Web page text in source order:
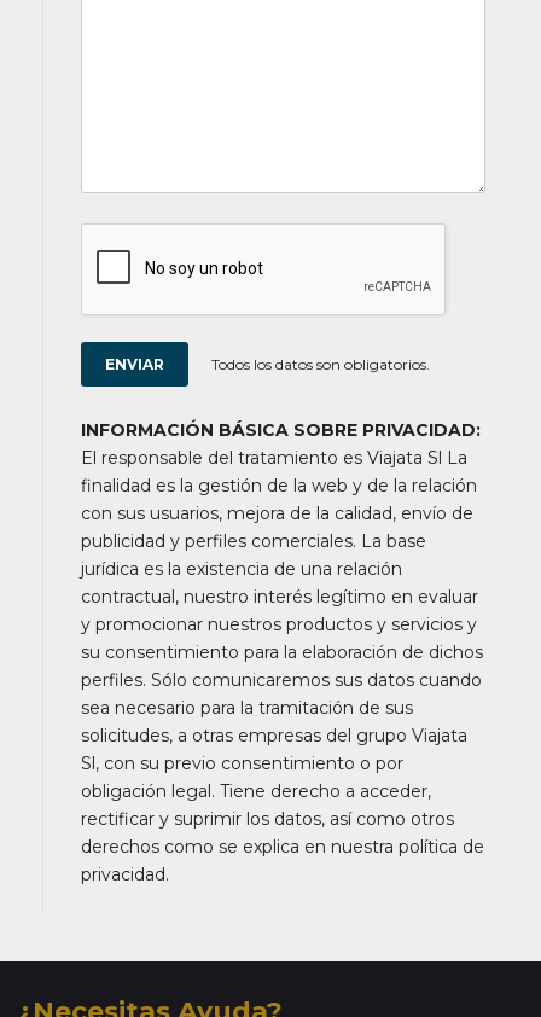
Todos los datos son obligatorios.
INFORMACIÓN BÁSICA SOBRE PRIVACIDAD:
El responsable del tratamiento es Viajata Sl La
finalidad es la gestión de la web y de la relación
con sus usuarios, mejora de la calidad, envío de
publicidad y perfiles comerciales. La base
jurídica es la existencia de una relación
contractual, nuestro interés legítimo en evaluar
y promocionar nuestros productos y servicios y
su consentimiento para la elaboración de dichos
perfiles. Sólo comunicaremos sus datos cuando
sea necesario para la tramitación de sus
solicitudes, a otras empresas del grupo Viajata
Sl, con su previo consentimiento o por
obligación legal. Tiene derecho a acceder,
rectificar y suprimir los datos, así como otros
derechos como se explica en nuestra política de
privacidad.